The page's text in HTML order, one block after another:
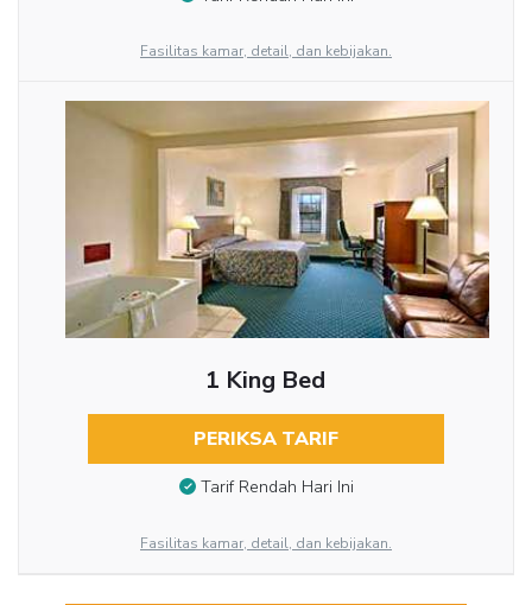
Fasilitas kamar, detail, dan kebijakan.
1 King Bed
PERIKSA TARIF
Tarif Rendah Hari Ini
Fasilitas kamar, detail, dan kebijakan.